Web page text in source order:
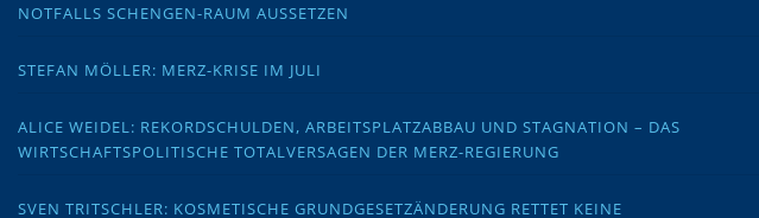
NOTFALLS SCHENGEN-RAUM AUSSETZEN
STEFAN MÖLLER: MERZ-KRISE IM JULI
ALICE WEIDEL: REKORDSCHULDEN, ARBEITSPLATZABBAU UND STAGNATION – DAS
WIRTSCHAFTSPOLITISCHE TOTALVERSAGEN DER MERZ-REGIERUNG
SVEN TRITSCHLER: KOSMETISCHE GRUNDGESETZÄNDERUNG RETTET KEINE